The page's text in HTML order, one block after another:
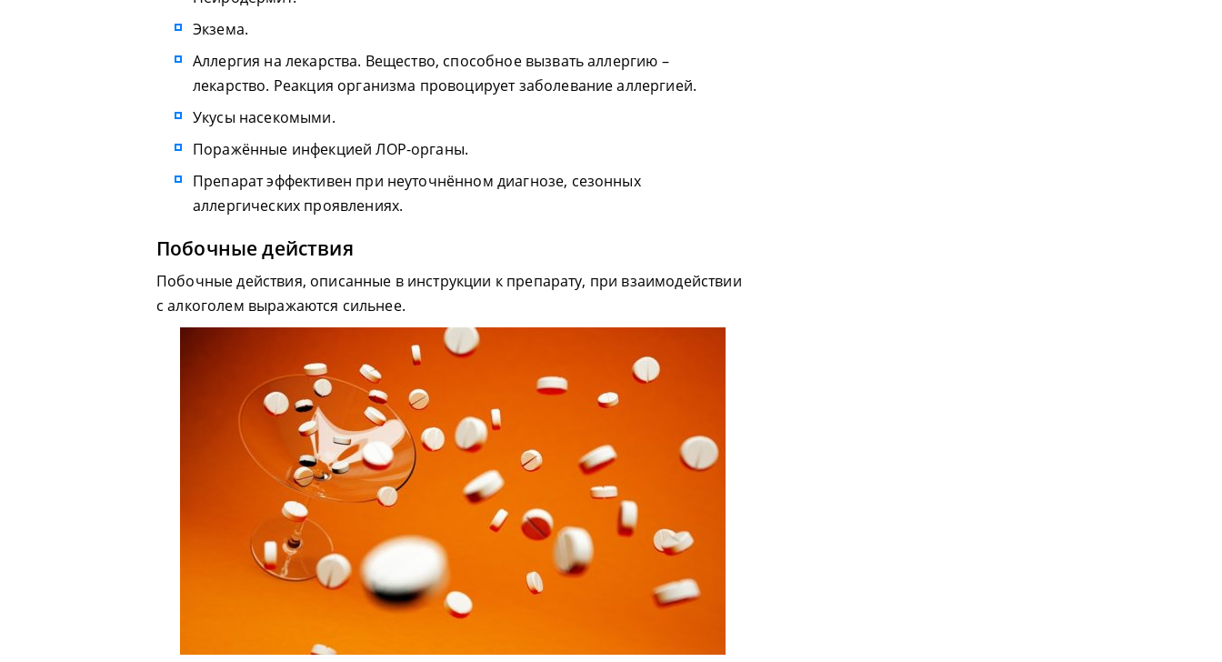
Экзема.
Аллергия на лекарства. Вещество, способное вызвать аллергию –
лекарство. Реакция организма провоцирует заболевание аллергией.
Укусы насекомыми.
Поражённые инфекцией ЛОР-органы.
Препарат эффективен при неуточнённом диагнозе, сезонных
аллергических проявлениях.
Побочные действия
Побочные действия, описанные в инструкции к препарату, при взаимодействии
с алкоголем выражаются сильнее.